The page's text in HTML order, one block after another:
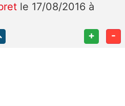
le 17/08/2016 à
+ -